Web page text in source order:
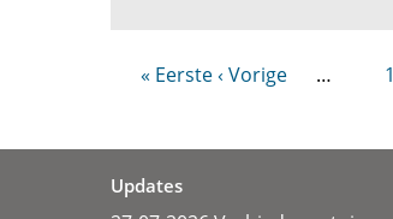
« Eerste ‹ Vorige …
Updates